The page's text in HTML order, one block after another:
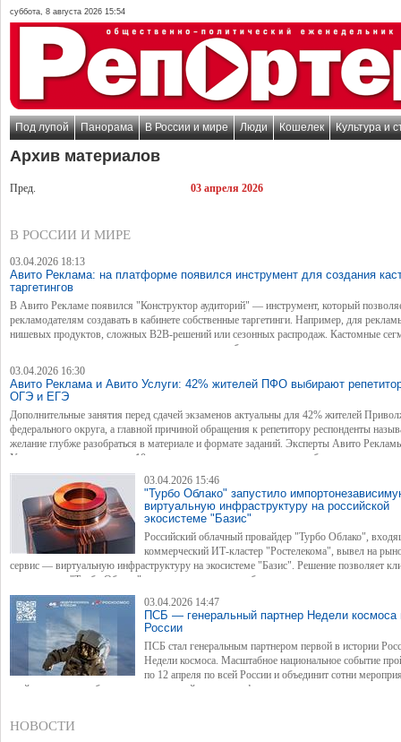
суббота, 8 августа 2026 15:54
Под лупой Панорама В России и мире Люди Кошелек Культура и
Архив материалов
Пред. 03 апреля 2026
В РОССИИ И МИРЕ
03.04.2026 18:13
Авито Реклама: на платформе появился инструмент для создания
таргетингов
В Авито Рекламе появился "Конструктор аудиторий" — инструмент, который
рекламодателям создавать в кабинете собственные таргетинги. Например, для
нишевых продуктов, сложных B2B-решений или сезонных распродаж. Кастомные
алгоритмы искусственного интеллекта помогают бизнесам показывать релевантную
03.04.2026 16:30
Авито Реклама и Авито Услуги: 42% жителей ПФО выбирают
ОГЭ и ЕГЭ
Дополнительные занятия перед сдачей экзаменов актуальны для 42% жителей
федерального округа, а главной причиной обращения к репетитору респонденты
желание глубже разобраться в материале и формате заданий. Эксперты Авито
Услуг провели опрос среди 10 тыс. совершеннолетних россиян, чтобы выяснить, как
выбирают репетиторов к ОГЭ и ЕГЭ и какие услуги специалистов наиболее
03.04.2026 15:46
"Турбо Облако" запустило
виртуальную инфраструктуру на российской
экосистеме "Базис"
Российский облачный провайдер "Турбо Облако",
коммерческий ИТ-кластер "Ростелекома", вывел на
сервис — виртуальную инфраструктуру на экосистеме "Базис". Решение позволяет
развернуть в "Турбо Облаке" импортонезависимую облачную среду с высоким
безопасности, производительности и управляемости.
03.04.2026 14:47
ПСБ — генеральный партнер Недели космоса
России
ПСБ стал генеральным партнером первой в истории
Недели космоса. Масштабное национальное событие
по 12 апреля по всей России и объединит сотни
всей стране — от образовательных акций и научных форумов до культурных и
НОВОСТИ